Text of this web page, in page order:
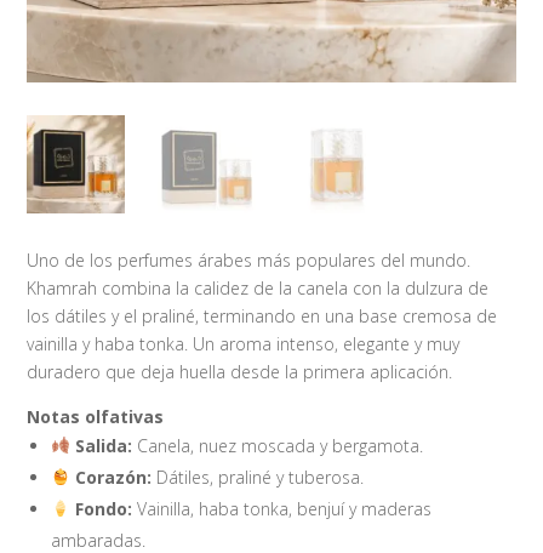
Uno de los perfumes árabes más populares del mundo.
Khamrah combina la calidez de la canela con la dulzura de
los dátiles y el praliné, terminando en una base cremosa de
vainilla y haba tonka. Un aroma intenso, elegante y muy
duradero que deja huella desde la primera aplicación.
Notas olfativas
Salida: Canela, nuez moscada y bergamota.
Corazón: Dátiles, praliné y tuberosa.
Fondo: Vainilla, haba tonka, benjuí y maderas
ambaradas.